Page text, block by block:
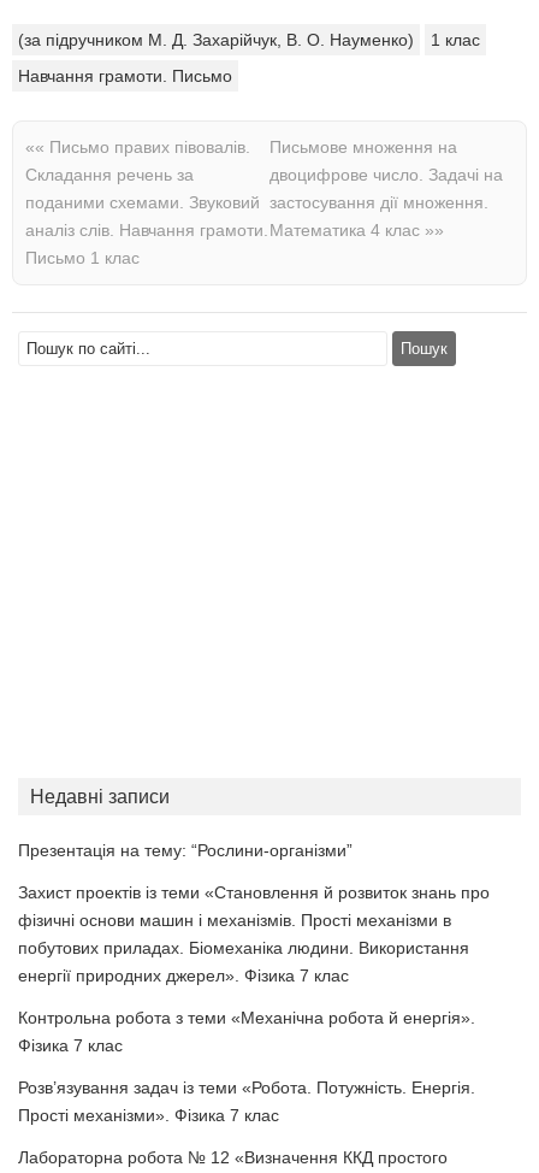
(за підручником М. Д. Захарійчук, В. О. Науменко)
1 клас
Навчання грамоти. Письмо
«« Письмо правих півовалів.
Складання речень за
поданими схемами. Звуковий
аналіз слів. Навчання грамоти.
Письмо 1 клас
Письмове множення на
двоцифрове число. Задачі на
застосування дії множення.
Математика 4 клас »»
Недавні записи
Презентація на тему: “Рослини-організми”
Захист проектів із теми «Становлення й розвиток знань про
фізичні основи машин і механізмів. Прості механізми в
побутових приладах. Біомеханіка людини. Використання
енергії природних джерел». Фізика 7 клас
Контрольна робота з теми «Механічна робота й енергія».
Фізика 7 клас
Розв’язування задач із теми «Робота. Потужність. Енергія.
Прості механізми». Фізика 7 клас
Лабораторна робота № 12 «Визначення ККД простого